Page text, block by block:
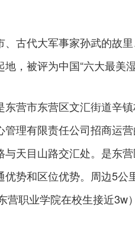
古代大军事家孙武的故里
，被评为中国“六大最美湿
营市东营区文汇街道辛镇
理有限责任公司招商运
天目山路交汇处。是东
势和区位优势。周边5
营职业学院在校生接近3w